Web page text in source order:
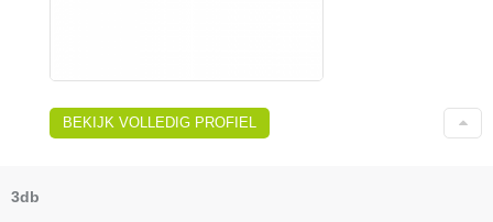
BEKIJK VOLLEDIG PROFIEL
3db